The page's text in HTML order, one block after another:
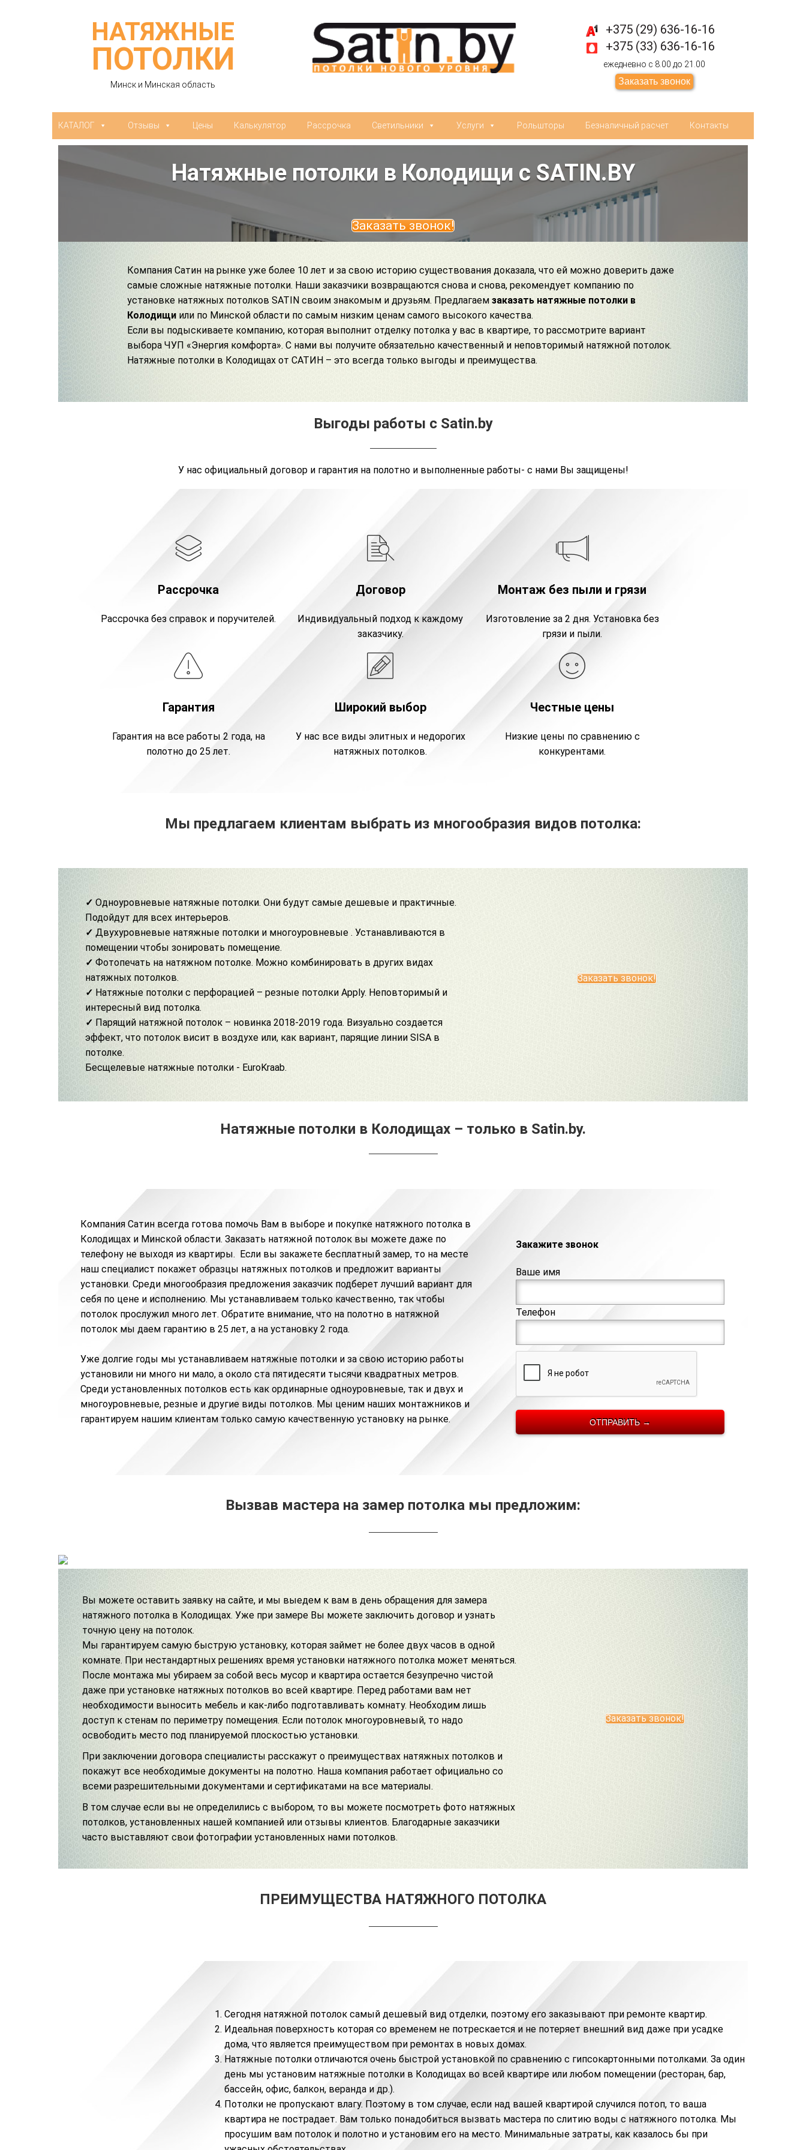
НАТЯЖНЫЕ
ПОТОЛКИ
Минск и Минская область
+375 (29) 636-16-16
+375 (33) 636-16-16
ежедневно с 8.00 до 21.00
Заказать звонок
КАТАЛОГ Отзывы Цены Калькулятор Рассрочка Светильники Услуги Рольшторы Безналичный расчет Контакты
Натяжные потолки в Колодищи с SATIN.BY
Заказать звонок!
Компания Сатин на рынке уже более 10 лет и за свою историю существования доказала, что ей можно доверить даже
самые сложные натяжные потолки. Наши заказчики возвращаются снова и снова, рекомендует компанию по
установке натяжных потолков SATIN своим знакомым и друзьям. Предлагаем заказать натяжные потолки в
Колодищи или по Минской области по самым низким ценам самого высокого качества.
Если вы подыскиваете компанию, которая выполнит отделку потолка у вас в квартире, то рассмотрите вариант
выбора ЧУП «Энергия комфорта». С нами вы получите обязательно качественный и неповторимый натяжной потолок.
Натяжные потолки в Колодищах от САТИН – это всегда только выгоды и преимущества.
Выгоды работы с Satin.by
У нас официальный договор и гарантия на полотно и выполненные работы- с нами Вы защищены!
Рассрочка
Рассрочка без справок и поручителей.
Договор
Индивидуальный подход к каждому
заказчику.
Монтаж без пыли и грязи
Изготовление за 2 дня. Установка без
грязи и пыли.
Гарантия
Гарантия на все работы 2 года, на
полотно до 25 лет.
Широкий выбор
У нас все виды элитных и недорогих
натяжных потолков.
Честные цены
Низкие цены по сравнению с
конкурентами.
Мы предлагаем клиентам выбрать из многообразия видов потолка:
✓ Одноуровневые натяжные потолки. Они будут самые дешевые и практичные.
Подойдут для всех интерьеров.
✓ Двухуровневые натяжные потолкии многоуровневые . Устанавливаются в
помещении чтобы зонировать помещение.
✓ Фотопечать на натяжном потолке. Можно комбинировать в других видах
натяжных потолков.
✓ Натяжные потолки с перфорацией – резные потолки Apply. Неповторимый и
интересный вид потолка.
✓ Парящий натяжной потолок– новинка 2018-2019 года. Визуально создается
эффект, что потолок висит в воздухе или, как вариант, парящие линии SISAв
потолке.
Бесщелевые натяжные потолки- EuroKraab.
Заказать звонок!
Натяжные потолки в Колодищах – только в Satin.by.
Компания Сатин всегда готова помочь Вам в выборе и покупке натяжного потолка в
Колодищах и Минской области. Заказать натяжной потолоквы можете даже по
телефону не выходя из квартиры. Если вы закажете бесплатный замер, то на месте
наш специалист покажет образцы натяжных потолков и предложит варианты
установки. Среди многообразия предложения заказчик подберет лучший вариант для
себя по цене и исполнению. Мы устанавливаем только качественно, так чтобы
потолок прослужил много лет. Обратите внимание, что на полотно в натяжной
потолок мы даем гарантию в 25 лет, а на установку 2 года.
Уже долгие годы мы устанавливаем натяжные потолки и за свою историю работы
установили ни много ни мало, а около ста пятидесяти тысячи квадратных метров.
Среди установленных потолков есть как ординарные одноуровневые, так и двух и
многоуровневые, резныеи другие виды потолков. Мы ценим наших монтажников и
гарантируем нашим клиентам только самую качественную установку на рынке.
Закажите звонок
Ваше имя
Телефон
Вызвав мастера на замер потолка мы предложим:
Вы можете оставить заявку на сайте, и мы выедем к вам в день обращения для замера
натяжного потолка в Колодищах. Уже при замере Вы можете заключить договор и узнать
точную цену на потолок.
Мы гарантируем самую быструю установку, которая займет не более двух часов в одной
комнате. При нестандартных решениях время установки натяжного потолка может меняться.
После монтажа мы убираем за собой весь мусор и квартира остается безупречно чистой
даже приустановке натяжных потолков во всей квартире. Перед работами вам нет
необходимости выносить мебель и как-либо подготавливать комнату. Необходим лишь
доступ к стенам по периметру помещения. Если потолок многоуровневый, то надо
освободить место под планируемой плоскостью установки.
При заключении договора специалисты расскажут о преимуществах натяжных потолков и
покажут все необходимые документы на полотно. Наша компания работает официально со
всеми разрешительными документами исертификатами на все материалы.
В том случае если вы не определились с выбором, то вы можете посмотретьфото натяжных
потолков, установленных нашей компанией илиотзывы клиентов. Благодарные заказчики
часто выставляют свои фотографии установленных нами потолков.
Заказать звонок!
ПРЕИМУЩЕСТВА НАТЯЖНОГО ПОТОЛКА
Сегодня натяжной потолок самый дешевый вид отделки, поэтому его заказывают при ремонте квартир.
Идеальная поверхность которая со временем не потрескается и не потеряет внешний вид даже при усадке
дома, что является преимуществом при ремонтах в новых домах.
Натяжные потолки отличаются очень быстрой установкой по сравнению с гипсокартонными потолками. За один
день мы установим натяжные потолки в Колодищах во всей квартире или любом помещении (ресторан, бар,
бассейн,офис, балкон, веранда и др.).
Потолки не пропускают влагу. Поэтому в том случае, если над вашей квартирой случился потоп, то ваша
квартира не пострадает. Вам только понадобиться вызвать мастера послитию воды с натяжного потолка. Мы
просушим вам потолок и полотно и установим его на место. Минимальные затраты, как казалось бы при